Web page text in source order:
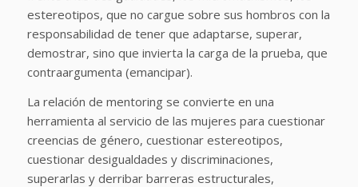
estereotipos, que no cargue sobre sus hombros con la
responsabilidad de tener que adaptarse, superar,
demostrar, sino que invierta la carga de la prueba, que
contraargumenta (emancipar).
La relación de mentoring se convierte en una
herramienta al servicio de las mujeres para cuestionar
creencias de género, cuestionar estereotipos,
cuestionar desigualdades y discriminaciones,
superarlas y derribar barreras estructurales,